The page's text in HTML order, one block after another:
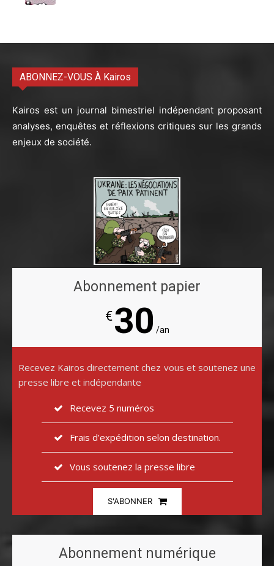
ABONNEZ-VOUS À Kairos
Kairos est un journal bimestriel indépendant proposant
analyses, enquêtes et réflexions critiques sur les grands
enjeux de société.
Abonnement papier
€30 /an
Recevez Kairos directement chez vous et soutenez une
presse libre et indépendante
Recevez 5 numéros
Frais d’expédition selon destination.
Vous soutenez la presse libre
S'ABONNER
Abonnement numérique